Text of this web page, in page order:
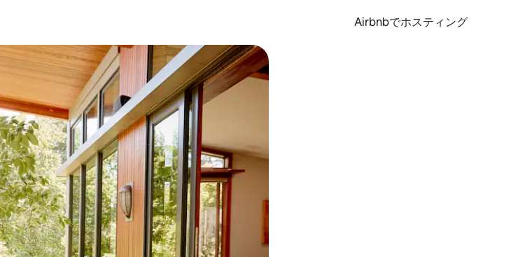
Airbnbでホスティング
チまたはスワイプして検索結果を確認することができます。